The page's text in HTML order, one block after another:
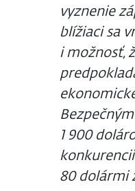
vyznenie
blížiaci sa
i možnosť,
1 900
80 dolármi